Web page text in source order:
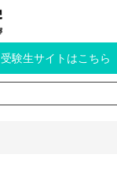
受験生サイトはこちら